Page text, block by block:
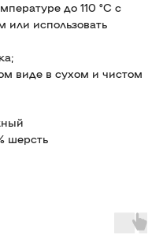
до 110 °C с
или использовать
виде в сухом и чистом
шерсть